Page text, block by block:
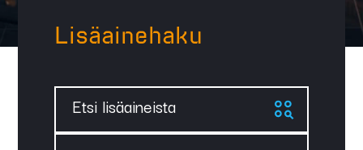
Lisäainehaku
Etsi lisäaineista